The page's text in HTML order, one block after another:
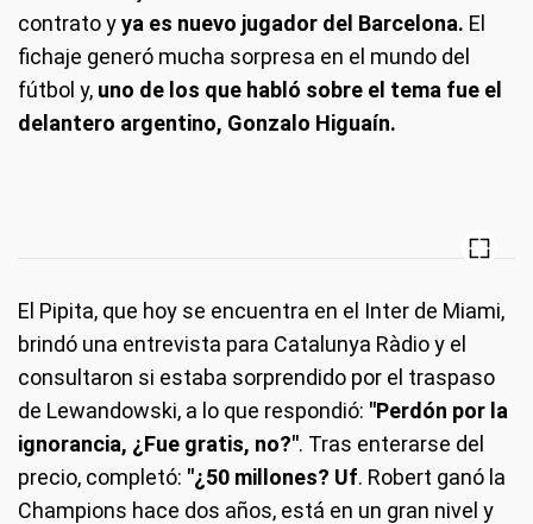
contrato yya es nuevo jugador del Barcelona. El
fichaje generó mucha sorpresa en el mundo del
fútbol y, uno de los que habló sobre el tema fue el
delantero argentino, Gonzalo Higuaín.
El Pipita, que hoy se encuentra en el Inter de Miami,
brindó una entrevista para Catalunya Ràdio y el
consultaron si estaba sorprendido por el traspaso
de Lewandowski, a lo que respondió: "Perdón por la
ignorancia, ¿Fue gratis, no?". Tras enterarse del
precio, completó: "¿50 millones? Uf. Robert ganó la
Champions hace dos años, está en un gran nivel y